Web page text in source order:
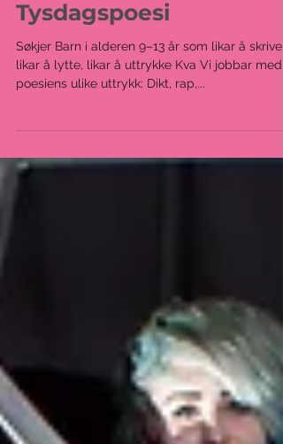
[Kurset er fullt!]
Tysdagspoesi
Søkjer Barn i alderen 9–13 år som likar å skrive,
poesiens ulike uttrykk: Dikt, rap,...